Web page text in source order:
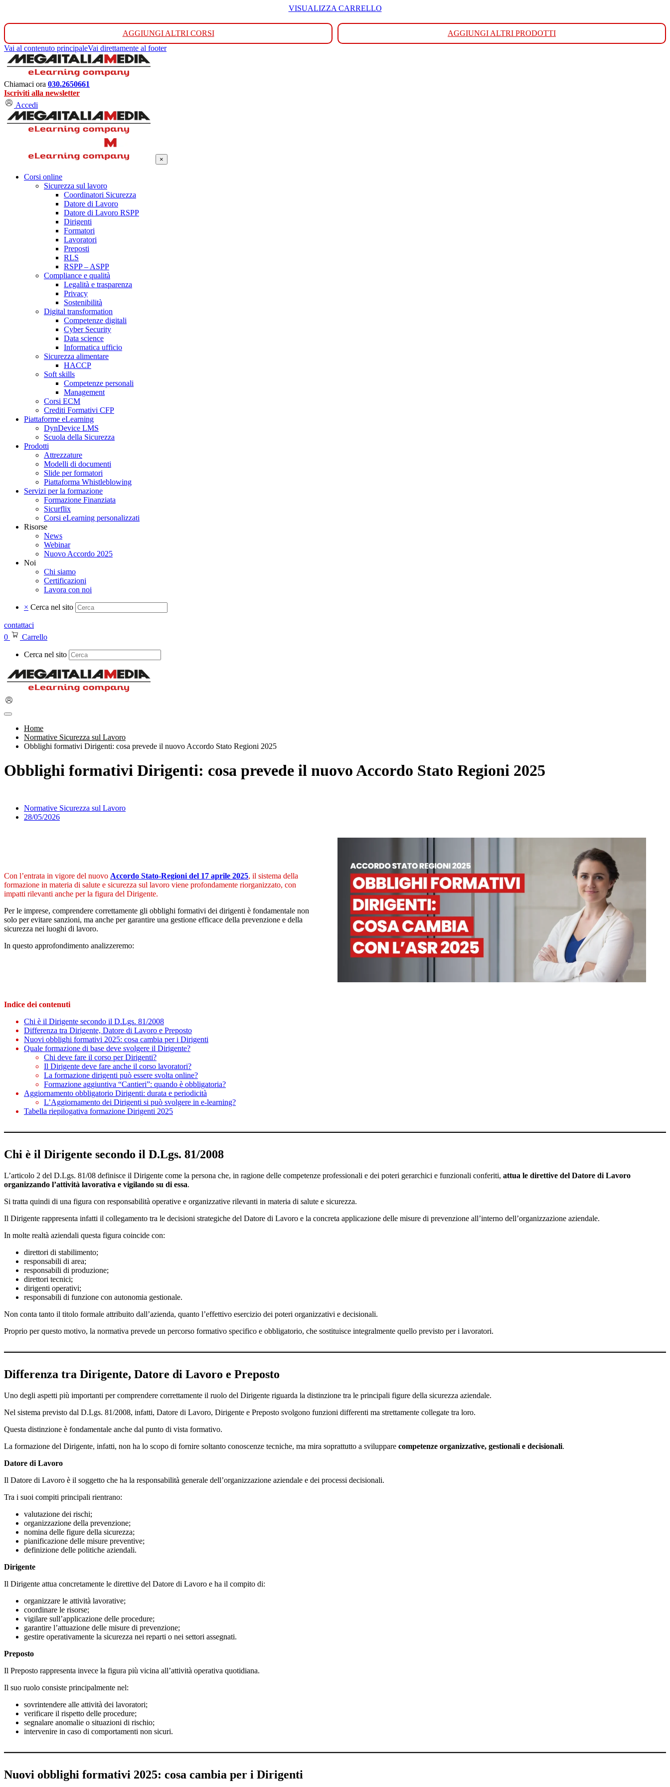
VISUALIZZA CARRELLO
AGGIUNGI ALTRI CORSI
AGGIUNGI ALTRI PRODOTTI
Vai al contenuto principaleVai direttamente al footer
Chiamaci ora 030.2650661
Iscriviti alla newsletter
Accedi
×
Corsi online
Sicurezza sul lavoro
Coordinatori Sicurezza
Datore di Lavoro
Datore di Lavoro RSPP
Dirigenti
Formatori
Lavoratori
Preposti
RLS
RSPP – ASPP
Compliance e qualità
Legalità e trasparenza
Privacy
Sostenibilità
Digital transformation
Competenze digitali
Cyber Security
Data science
Informatica ufficio
Sicurezza alimentare
HACCP
Soft skills
Competenze personali
Management
Corsi ECM
Crediti Formativi CFP
Piattaforme eLearning
DynDevice LMS
Scuola della Sicurezza
Prodotti
Attrezzature
Modelli di documenti
Slide per formatori
Piattaforma Whistleblowing
Servizi per la formazione
Formazione Finanziata
Sicurflix
Corsi eLearning personalizzati
Risorse
News
Webinar
Nuovo Accordo 2025
Noi
Chi siamo
Certificazioni
Lavora con noi
× Cerca nel sito
contattaci
0
Carrello
Cerca nel sito
Home
Normative Sicurezza sul Lavoro
Obblighi formativi Dirigenti: cosa prevede il nuovo Accordo Stato Regioni 2025
Obblighi formativi Dirigenti: cosa prevede il nuovo Accordo Stato Regioni 2025
Normative Sicurezza sul Lavoro
28/05/2026
Con l’entrata in vigore del nuovo Accordo Stato-Regioni del 17 aprile 2025, il sistema della
formazione in materia di salute e sicurezza sul lavoro viene profondamente riorganizzato, con
impatti rilevanti anche per la figura del Dirigente.
Per le imprese, comprendere correttamente gli obblighi formativi dei dirigenti è fondamentale non
solo per evitare sanzioni, ma anche per garantire una gestione efficace della prevenzione e della
sicurezza nei luoghi di lavoro.
In questo approfondimento analizzeremo:
Indice dei contenuti
Chi è il Dirigente secondo il D.Lgs. 81/2008
Differenza tra Dirigente, Datore di Lavoro e Preposto
Nuovi obblighi formativi 2025: cosa cambia per i Dirigenti
Quale formazione di base deve svolgere il Dirigente?
Chi deve fare il corso per Dirigenti?
Il Dirigente deve fare anche il corso lavoratori?
La formazione dirigenti può essere svolta online?
Formazione aggiuntiva “Cantieri”: quando è obbligatoria?
Aggiornamento obbligatorio Dirigenti: durata e periodicità
L’Aggiornamento dei Dirigenti si può svolgere in e-learning?
Tabella riepilogativa formazione Dirigenti 2025
Chi è il Dirigente secondo il D.Lgs. 81/2008
L’articolo 2 del D.Lgs. 81/08 definisce il Dirigente come la persona che, in ragione delle competenze professionali e dei poteri gerarchici e funzionali conferiti, attua le direttive del Datore di Lavoro
organizzando l’attività lavorativa e vigilando su di essa.
Si tratta quindi di una figura con responsabilità operative e organizzative rilevanti in materia di salute e sicurezza.
Il Dirigente rappresenta infatti il collegamento tra le decisioni strategiche del Datore di Lavoro e la concreta applicazione delle misure di prevenzione all’interno dell’organizzazione aziendale.
In molte realtà aziendali questa figura coincide con:
direttori di stabilimento;
responsabili di area;
responsabili di produzione;
direttori tecnici;
dirigenti operativi;
responsabili di funzione con autonomia gestionale.
Non conta tanto il titolo formale attribuito dall’azienda, quanto l’effettivo esercizio dei poteri organizzativi e decisionali.
Proprio per questo motivo, la normativa prevede un percorso formativo specifico e obbligatorio, che sostituisce integralmente quello previsto per i lavoratori.
Differenza tra Dirigente, Datore di Lavoro e Preposto
Uno degli aspetti più importanti per comprendere correttamente il ruolo del Dirigente riguarda la distinzione tra le principali figure della sicurezza aziendale.
Nel sistema previsto dal D.Lgs. 81/2008, infatti, Datore di Lavoro, Dirigente e Preposto svolgono funzioni differenti ma strettamente collegate tra loro.
Questa distinzione è fondamentale anche dal punto di vista formativo.
La formazione del Dirigente, infatti, non ha lo scopo di fornire soltanto conoscenze tecniche, ma mira soprattutto a sviluppare competenze organizzative, gestionali e decisionali.
Datore di Lavoro
Il Datore di Lavoro è il soggetto che ha la responsabilità generale dell’organizzazione aziendale e dei processi decisionali.
Tra i suoi compiti principali rientrano:
valutazione dei rischi;
organizzazione della prevenzione;
nomina delle figure della sicurezza;
pianificazione delle misure preventive;
definizione delle politiche aziendali.
Dirigente
Il Dirigente attua concretamente le direttive del Datore di Lavoro e ha il compito di:
organizzare le attività lavorative;
coordinare le risorse;
vigilare sull’applicazione delle procedure;
garantire l’attuazione delle misure di prevenzione;
gestire operativamente la sicurezza nei reparti o nei settori assegnati.
Preposto
Il Preposto rappresenta invece la figura più vicina all’attività operativa quotidiana.
Il suo ruolo consiste principalmente nel:
sovrintendere alle attività dei lavoratori;
verificare il rispetto delle procedure;
segnalare anomalie o situazioni di rischio;
intervenire in caso di comportamenti non sicuri.
Nuovi obblighi formativi 2025: cosa cambia per i Dirigenti